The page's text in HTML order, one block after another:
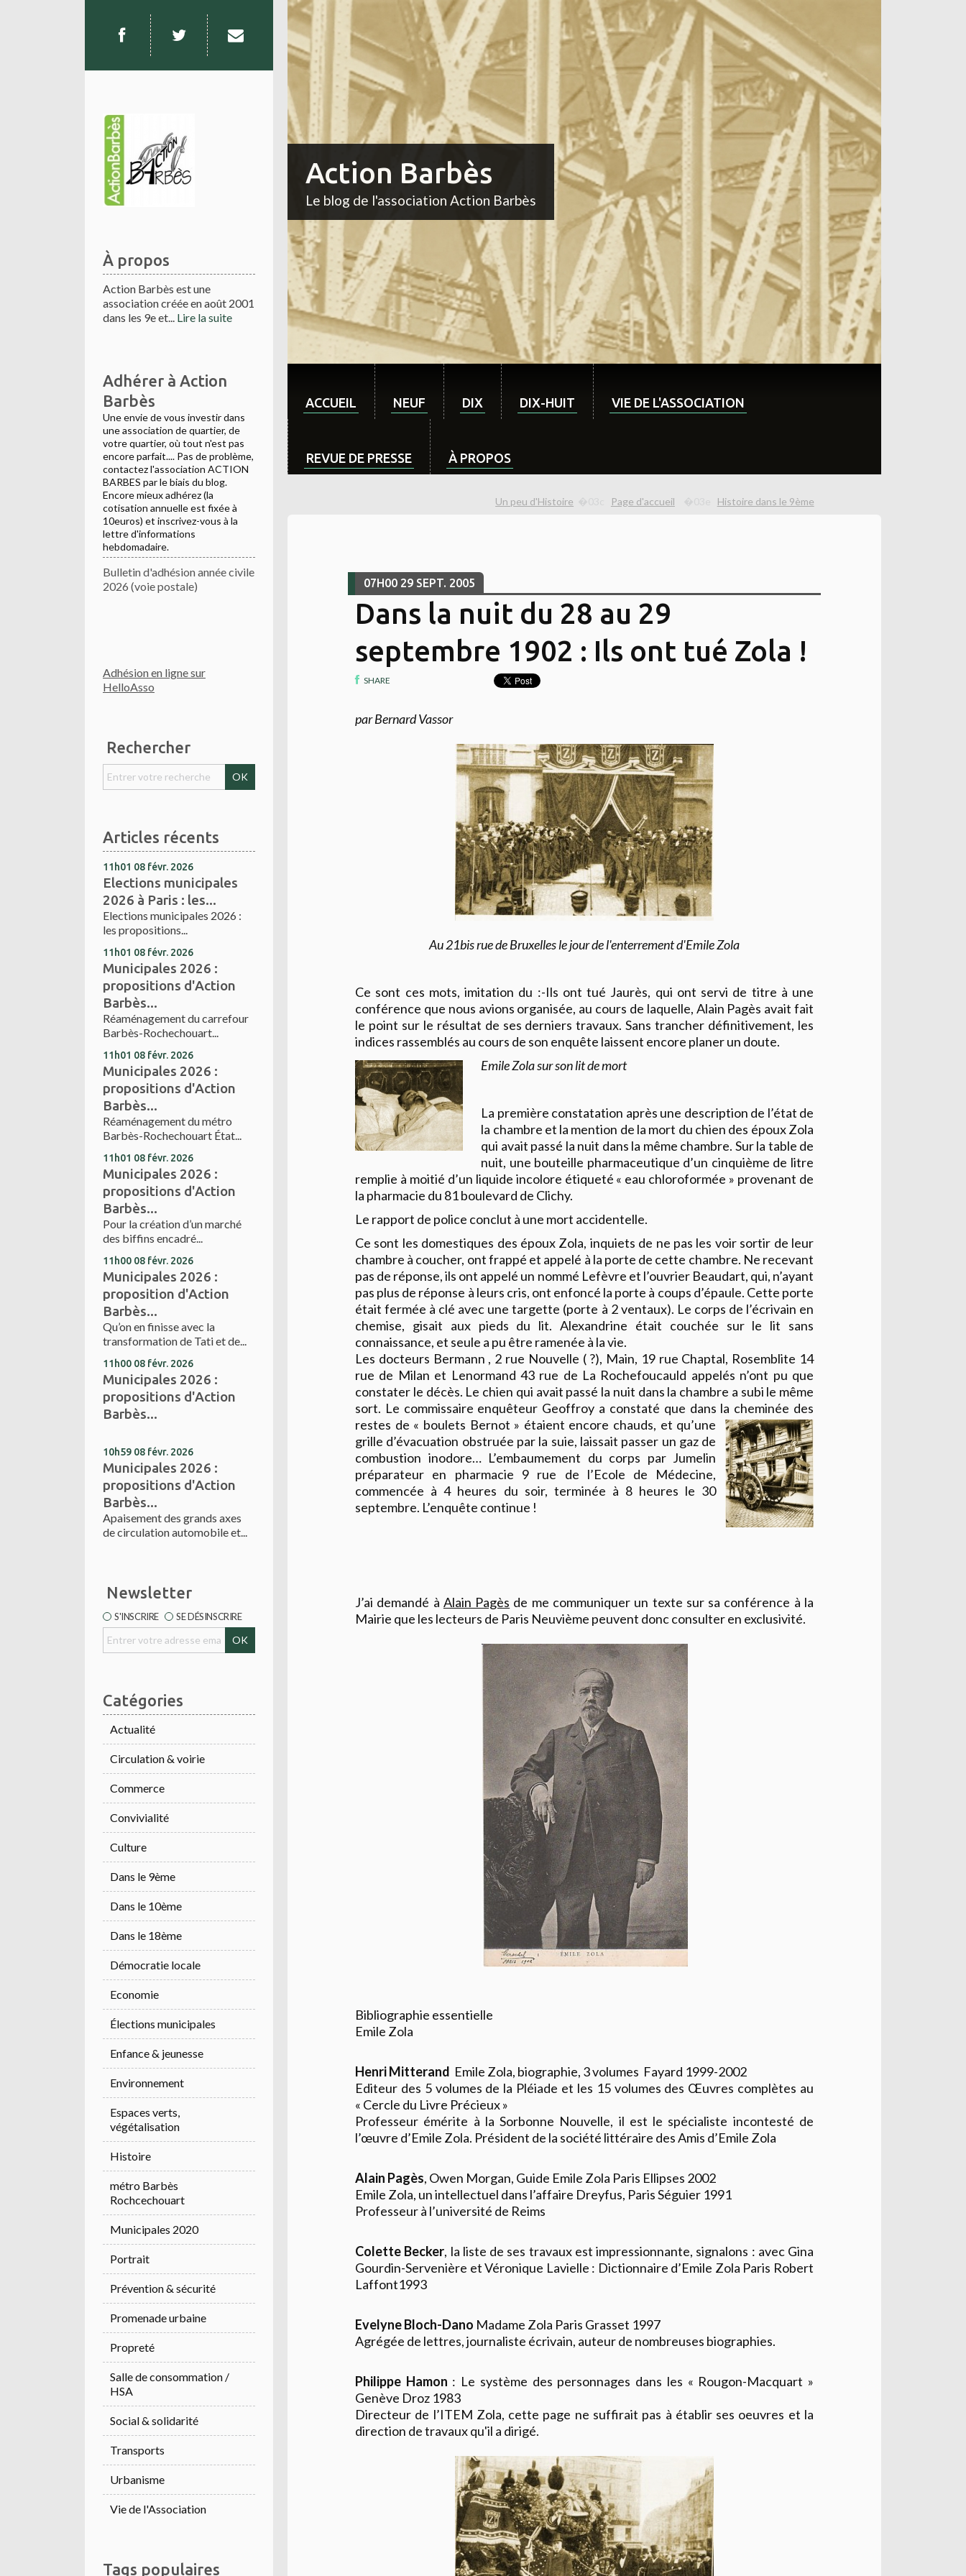
À propos
Action Barbès est une
association créée en août 2001
dans les 9e et... Lire la suite
Adhérer à Action
Barbès
Une envie de vous investir dans
une association de quartier, de
votre quartier, où tout n'est pas
encore parfait.... Pas de problème,
contactez l'association ACTION
BARBES par le biais du blog.
Encore mieux adhérez (la
cotisation annuelle est fixée à
10euros) et inscrivez-vous à la
lettre d'informations
hebdomadaire.
Bulletin d'adhésion année civile
2026 (voie postale)
Adhésion en ligne sur
HelloAsso
Rechercher
Articles récents
11h01 08 févr. 2026
Elections municipales
2026 à Paris : les...
Elections municipales 2026 :
les propositions...
11h01 08 févr. 2026
Municipales 2026 :
propositions d'Action
Barbès...
Réaménagement du carrefour
Barbès-Rochechouart...
11h01 08 févr. 2026
Municipales 2026 :
propositions d'Action
Barbès...
Réaménagement du métro
Barbès-Rochechouart État...
11h01 08 févr. 2026
Municipales 2026 :
propositions d'Action
Barbès...
Pour la création d’un marché
des biffins encadré...
11h00 08 févr. 2026
Municipales 2026 :
proposition d'Action
Barbès...
Qu’on en finisse avec la
transformation de Tati et de...
11h00 08 févr. 2026
Municipales 2026 :
propositions d'Action
Barbès...
10h59 08 févr. 2026
Municipales 2026 :
propositions d'Action
Barbès...
Apaisement des grands axes
de circulation automobile et...
Newsletter
S'INSCRIRE SE DÉSINSCRIRE
Catégories
Actualité
Circulation & voirie
Commerce
Convivialité
Culture
Dans le 9ème
Dans le 10ème
Dans le 18ème
Démocratie locale
Economie
Élections municipales
Enfance & jeunesse
Environnement
Espaces verts,
végétalisation
Histoire
métro Barbès
Rochcechouart
Municipales 2020
Portrait
Prévention & sécurité
Promenade urbaine
Propreté
Salle de consommation /
HSA
Social & solidarité
Transports
Urbanisme
Vie de l'Association
Tags populaires
Action Barbès
Le blog de l'association Action Barbès
ACCUEIL NEUF DIX DIX-HUIT VIE DE L'ASSOCIATION
REVUE DE PRESSE À PROPOS
Un peu d'Histoire Page d'accueil Histoire dans le 9ème
07H00 29 SEPT. 2005
Dans la nuit du 28 au 29
septembre 1902 : Ils ont tué Zola !
SHARE
par Bernard Vassor
Au 21bis rue de Bruxelles le jour de l'enterrement d'Emile Zola
Ce sont ces mots, imitation du :-Ils ont tué Jaurès, qui ont servi de titre à une
conférence que nous avions organisée, au cours de laquelle, Alain Pagès avait fait
le point sur le résultat de ses derniers travaux. Sans trancher définitivement, les
indices rassemblés au cours de son enquête laissent encore planer un doute.
Emile Zola sur son lit de mort
La première constatation après une description de l’état de
la chambre et la mention de la mort du chien des époux Zola
qui avait passé la nuit dans la même chambre. Sur la table de
nuit, une bouteille pharmaceutique d’un cinquième de litre
remplie à moitié d’un liquide incolore étiqueté « eau chloroformée » provenant de
la pharmacie du 81 boulevard de Clichy.
Le rapport de police conclut à une mort accidentelle.
Ce sont les domestiques des époux Zola, inquiets de ne pas les voir sortir de leur
chambre à coucher, ont frappé et appelé à la porte de cette chambre. Ne recevant
pas de réponse, ils ont appelé un nommé Lefèvre et l’ouvrier Beaudart, qui, n’ayant
pas plus de réponse à leurs cris, ont enfoncé la porte à coups d’épaule. Cette porte
était fermée à clé avec une targette (porte à 2 ventaux). Le corps de l’écrivain en
chemise, gisait aux pieds du lit. Alexandrine était couchée sur le lit sans
connaissance, et seule a pu être ramenée à la vie.
Les docteurs Bermann , 2 rue Nouvelle ( ?), Main, 19 rue Chaptal, Rosemblite 14
rue de Milan et Lenormand 43 rue de La Rochefoucauld appelés n’ont pu que
constater le décès. Le chien qui avait passé la nuit dans la chambre a subi le même
sort. Le commissaire enquêteur Geoffroy a constaté que dans la cheminée des
restes de « boulets Bernot » étaient encore chauds, et qu’une
grille d’évacuation obstruée par la suie, laissait passer un gaz de
combustion inodore… L’embaumement du corps par Jumelin
préparateur en pharmacie 9 rue de l’Ecole de Médecine,
commencée à 4 heures du soir, terminée à 8 heures le 30
septembre. L’enquête continue !
J’ai demandé à Alain Pagès de me communiquer un texte sur sa conférence à la
Mairie que les lecteurs de Paris Neuvième peuvent donc consulter en exclusivité.
Bibliographie essentielle
Emile Zola
Henri Mitterand Emile Zola, biographie, 3 volumes Fayard 1999-2002
Editeur des 5 volumes de la Pléiade et les 15 volumes des Œuvres complètes au
« Cercle du Livre Précieux »
Professeur émérite à la Sorbonne Nouvelle, il est le spécialiste incontesté de
l’œuvre d’Emile Zola. Président de la société littéraire des Amis d’Emile Zola
Alain Pagès, Owen Morgan, Guide Emile Zola Paris Ellipses 2002
Emile Zola, un intellectuel dans l’affaire Dreyfus, Paris Séguier 1991
Professeur à l’université de Reims
Colette Becker, la liste de ses travaux est impressionnante, signalons : avec Gina
Gourdin-Servenière et Véronique Lavielle : Dictionnaire d’Emile Zola Paris Robert
Laffont1993
Evelyne Bloch-Dano Madame Zola Paris Grasset 1997
Agrégée de lettres, journaliste écrivain, auteur de nombreuses biographies.
Philippe Hamon : Le système des personnages dans les « Rougon-Macquart »
Genève Droz 1983
Directeur de l’ITEM Zola, cette page ne suffirait pas à établir ses oeuvres et la
direction de travaux qu'il a dirigé.